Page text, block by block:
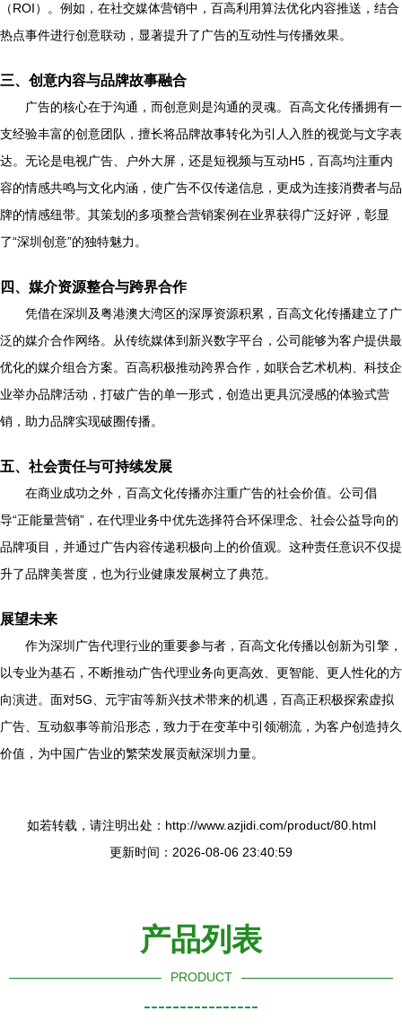
（ROI）。例如，在社交媒体营销中，百高利用算法优化内容推送，结合
热点事件进行创意联动，显著提升了广告的互动性与传播效果。
三、创意内容与品牌故事融合
广告的核心在于沟通，而创意则是沟通的灵魂。百高文化传播拥有一
支经验丰富的创意团队，擅长将品牌故事转化为引人入胜的视觉与文字表
达。无论是电视广告、户外大屏，还是短视频与互动H5，百高均注重内
容的情感共鸣与文化内涵，使广告不仅传递信息，更成为连接消费者与品
牌的情感纽带。其策划的多项整合营销案例在业界获得广泛好评，彰显
了“深圳创意”的独特魅力。
四、媒介资源整合与跨界合作
凭借在深圳及粤港澳大湾区的深厚资源积累，百高文化传播建立了广
泛的媒介合作网络。从传统媒体到新兴数字平台，公司能够为客户提供最
优化的媒介组合方案。百高积极推动跨界合作，如联合艺术机构、科技企
业举办品牌活动，打破广告的单一形式，创造出更具沉浸感的体验式营
销，助力品牌实现破圈传播。
五、社会责任与可持续发展
在商业成功之外，百高文化传播亦注重广告的社会价值。公司倡
导“正能量营销”，在代理业务中优先选择符合环保理念、社会公益导向的
品牌项目，并通过广告内容传递积极向上的价值观。这种责任意识不仅提
升了品牌美誉度，也为行业健康发展树立了典范。
展望未来
作为深圳广告代理行业的重要参与者，百高文化传播以创新为引擎，
以专业为基石，不断推动广告代理业务向更高效、更智能、更人性化的方
向演进。面对5G、元宇宙等新兴技术带来的机遇，百高正积极探索虚拟
广告、互动叙事等前沿形态，致力于在变革中引领潮流，为客户创造持久
价值，为中国广告业的繁荣发展贡献深圳力量。
如若转载，请注明出处：http://www.azjidi.com/product/80.html
更新时间：2026-08-06 23:40:59
产品列表
PRODUCT
----------------